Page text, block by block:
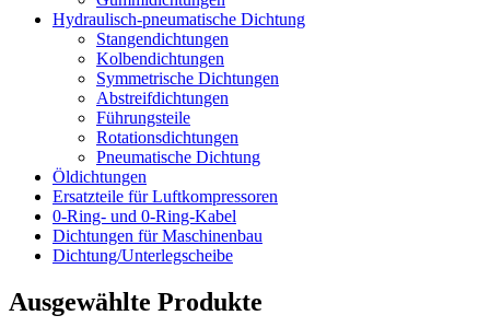
Hydraulisch-pneumatische Dichtung
Stangendichtungen
Kolbendichtungen
Symmetrische Dichtungen
Abstreifdichtungen
Führungsteile
Rotationsdichtungen
Pneumatische Dichtung
Öldichtungen
Ersatzteile für Luftkompressoren
0-Ring- und 0-Ring-Kabel
Dichtungen für Maschinenbau
Dichtung/Unterlegscheibe
Ausgewählte Produkte